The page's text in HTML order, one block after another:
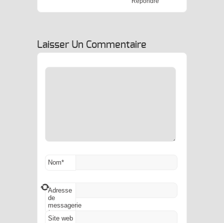
Laisser Un Commentaire
Nom*
Adresse
de
messagerie
*
Site web